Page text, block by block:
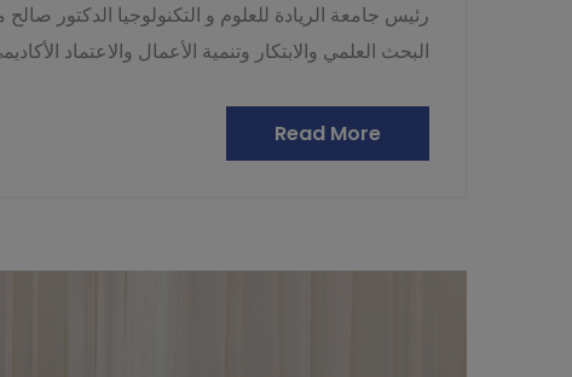
رئيس جامعة الريادة للعلوم و التكنولوجيا الدكتور
البحث العلمي والابتكار وتنمية الأعمال والاعتماد
Read More